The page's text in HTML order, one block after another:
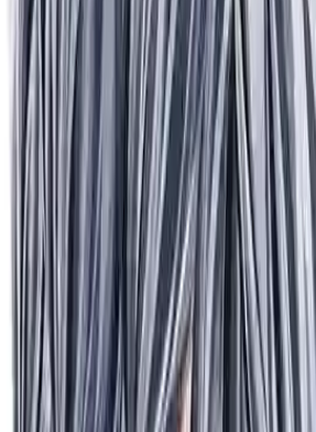
Kitabın Temel Özellikleri
Gerekli Şeyler Yayıncılık tarafından
Cilt 2
, gençlik edebiyatının önemli bir
yaşamındaki karmaşık ilişkileri ve büyüme
eserdir. Bu kitap, 2019 yılında Türkçe
Toplamda 192 sayfa içerir. Boyut olarak
tasarlanmıştır. Ciltsiz formda sunulur,
sade bir okuma deneyimi sağlar.
İçeriğinde lise çağındaki gençlerin hayatını
anlatan bu eser, özellikle yeni başlangıçlar
odaklanır. Hikayede, Futaba adlı ana
öğrencisidir ve yeni bir döneme adım
zorluklar da yaşar. Aynı zamanda Kou ve
tanışması, onun hayatında yeni ilişkilerin ve
aralar. Hikâye, gençlerin iç dünyasına dair
sunar.
Ayrıca Bakınız